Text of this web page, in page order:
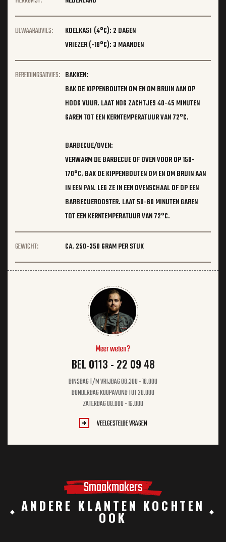
BEWAARADVIES:
KOELKAST (4°C): 2 DAGEN
VRIEZER (-18°C): 3 MAANDEN
BEREIDINGSADVIES: BAKKEN:
BAK DE KIPPENBOUTEN OM EN OM BRUIN AAN OP
HOOG VUUR. LAAT NOG ZACHTJES 40-45 MINUTEN
GAREN TOT EEN KERNTEMPERATUUR VAN 72°C.
BARBECUE/OVEN:
VERWARM DE BARBECUE OF OVEN VOOR OP 150-
170°C, BAK DE KIPPENBOUTEN OM EN OM BRUIN AAN
IN EEN PAN. LEG ZE IN EEN OVENSCHAAL OF OP EEN
BARBECUEROOSTER. LAAT 50-60 MINUTEN GAREN
TOT EEN KERNTEMPERATUUR VAN 72°C.
GEWICHT: CA. 250-350 GRAM PER STUK
Meer weten?
BEL 0113 - 22 09 48
DINSDAG T/M VRIJDAG 08.30U - 18.00U
DONDERDAG KOOPAVOND TOT 20.00U
ZATERDAG 08.00U - 16.00U
VEELGESTELDE VRAGEN
Smaakmakers
ANDERE KLANTEN KOCHTEN
OOK